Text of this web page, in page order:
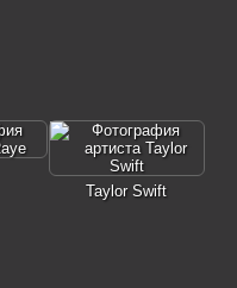
Taylor Swift